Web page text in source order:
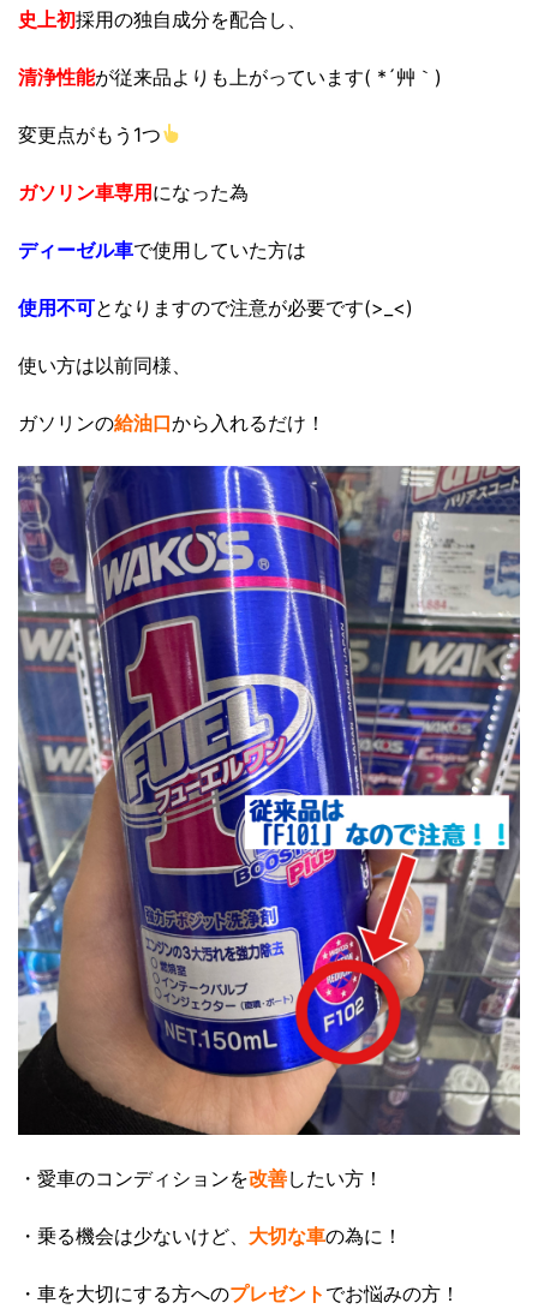
史上初採用の独自成分を配合し、
清浄性能が従来品よりも上がっています( *´艸｀)
変更点がもう1つ
ガソリン車専用になった為
ディーゼル車で使用していた方は
使用不可となりますので注意が必要です(>_<)
使い方は以前同様、
ガソリンの給油口から入れるだけ！
・愛車のコンディションを改善したい方！
・乗る機会は少ないけど、 大切な車の為に！
・車を大切にする方へのプレゼント でお悩みの方！